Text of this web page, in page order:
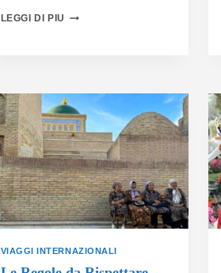
LEGGI DI PIU
VIAGGI INTERNAZIONALI